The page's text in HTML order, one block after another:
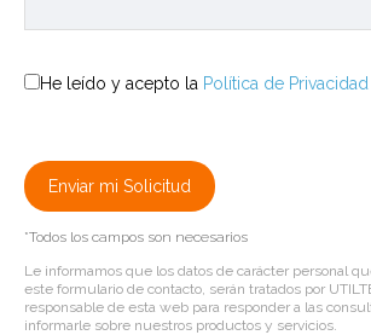
He leído y acepto la Política de Privacidad
*Todos los campos son necesarios
Le informamos que los datos de carácter personal
este formulario de contacto, serán tratados por
responsable de esta web para responder a las
informarle sobre nuestros productos y servicios.